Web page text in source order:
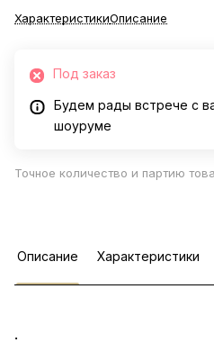
ХарактеристикиОписание
Под заказ
Будем рады встрече с
шоуруме
Точное количество и партию
Описание Характеристики
.